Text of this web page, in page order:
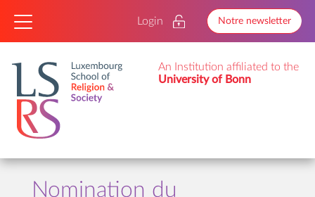
An Institution affiliated to the
University of Bonn
Login Notre newsletter
Nomination du